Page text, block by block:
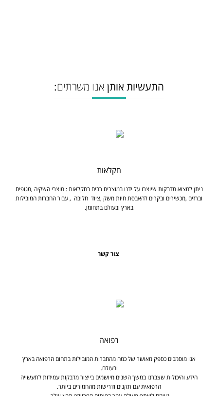
התעשיות אותן אנו משרתים:
חקלאות
ניתן למצוא מדבקות שיוצרו על ידנו במוצרים רבים בחקלאות : מוצרי השקיה ,מגופים
וברזים ,מכשירים ובקרים להאבסת חיות משק ,ציוד חליבה , עבור החברות המובילות
בארץ ובעולם בתחומן.
צור קשר
רפואה
אנו מוסמכים כספק מאושר של כמה מהחברות המובילות בתחום הרפואה בארץ
ובעולם.
הידע והיכולות שצברנו במשך השנים מיושמים בייצור מדבקות עמידות לתעשייה
הרפואית עם תקנים ודרישות מהחמורים ביותר.